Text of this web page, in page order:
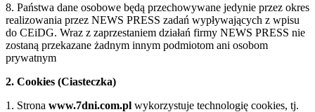
8. Państwa dane osobowe będą przechowywane jedynie przez okres
realizowania przez NEWS PRESS zadań wypływających z wpisu
do CEiDG. Wraz z zaprzestaniem działań firmy NEWS PRESS nie
zostaną przekazane żadnym innym podmiotom ani osobom
prywatnym
2. Cookies (Ciasteczka)
1. Strona www.7dni.com.pl wykorzystuje technologię cookies, tj.